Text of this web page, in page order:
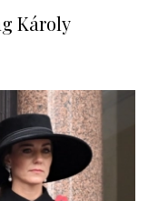
Károly